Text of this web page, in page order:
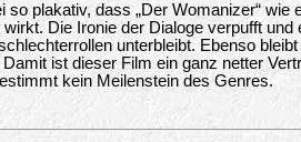
so plakativ, dass „Der Womanizer“ wie
Die Ironie der Dialoge verpufft und
unterbleibt. Ebenso
ist dieser Film ein ganz netter
kein Meilenstein des Genres.